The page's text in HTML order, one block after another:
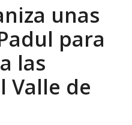
unas
para
las
Valle de